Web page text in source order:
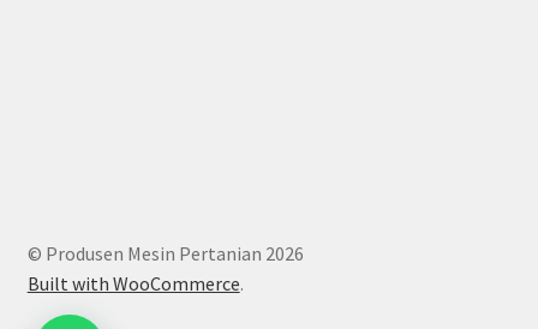
© Produsen Mesin Pertanian 2026
Built with WooCommerce.